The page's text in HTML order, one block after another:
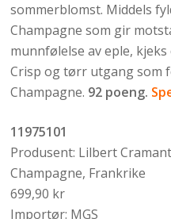
sommerblomst. Middels
Champagne som gir
munnfølelse av eple,
Crisp og tørr utgang som
Champagne. 92 poeng.
11975101
Produsent: Lilbert
Champagne, Frankrike
699,90 kr
Importør: MGS